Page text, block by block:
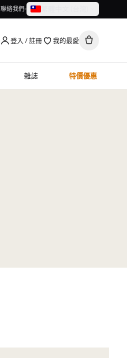
聯絡我們
繁體中文（台灣）
登入 / 註冊 我的最愛
雜誌 特價優惠